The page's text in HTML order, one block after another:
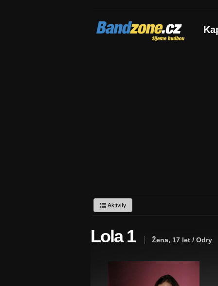
Bandzone.cz
žijeme hudbou
Aktivity
Lola 1 Žena, 17 let / Odry